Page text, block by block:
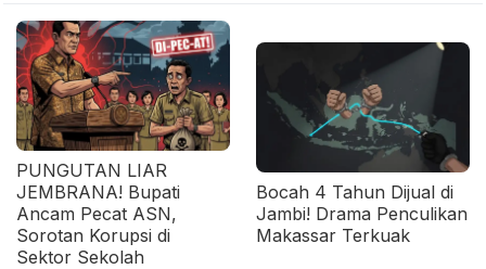
PUNGUTAN LIAR
JEMBRANA! Bupati
Ancam Pecat ASN,
Sorotan Korupsi di
Sektor Sekolah
Bocah 4 Tahun Dijual di
Jambi! Drama Penculikan
Makassar Terkuak